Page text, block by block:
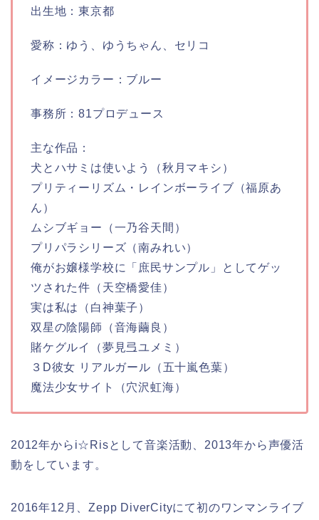
出生地：東京都
愛称：ゆう、ゆうちゃん、セリコ
イメージカラー：ブルー
事務所：81プロデュース
主な作品：
犬とハサミは使いよう（秋月マキシ）
プリティーリズム・レインボーライブ（福原あ
ん）
ムシブギョー（一乃谷天間）
プリパラシリーズ（南みれい）
俺がお嬢様学校に「庶民サンプル」としてゲッ
ツされた件（天空橋愛佳）
実は私は（白神葉子）
双星の陰陽師（音海繭良）
賭ケグルイ（夢見弖ユメミ）
３D彼女 リアルガール（五十嵐色葉）
魔法少女サイト（穴沢虹海）
2012年からi☆Risとして音楽活動、2013年から声優活
動をしています。
2016年12月、Zepp DiverCityにて初のワンマンライブ